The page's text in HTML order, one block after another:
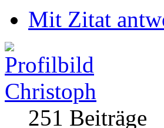
Mit Zitat
Christoph
251 Beiträge